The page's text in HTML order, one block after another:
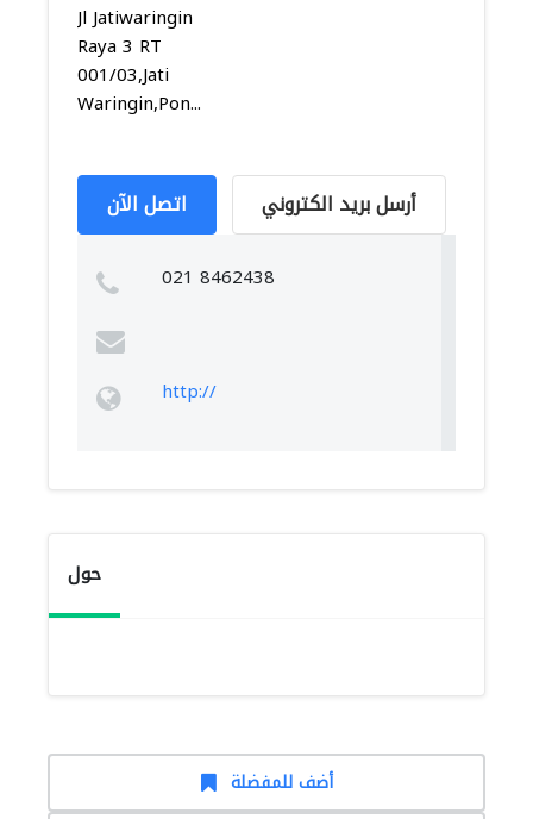
Jl Jatiwaringin
Raya 3 RT
001/03,Jati
Waringin,Pon...
اتصل الآن أرسل بريد الكتروني
021 8462438
http://
حول
أضف للمفضلة